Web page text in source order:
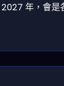
年，會是